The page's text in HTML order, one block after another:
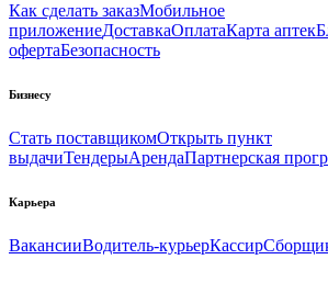
Как сделать заказМобильное
приложениеДоставкаОплатаКарта аптек
офертаБезопасность
Бизнесу
Стать поставщикомОткрыть пункт
выдачиТендерыАрендаПартнерская
Карьера
ВакансииВодитель-курьерКассир